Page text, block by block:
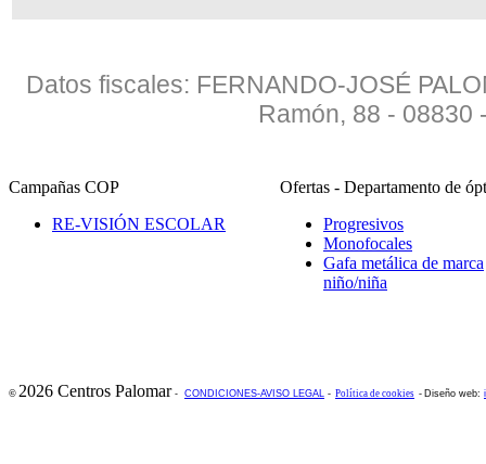
Datos fiscales: FERNANDO-JOSÉ
Ramón, 88 - 08830
Campañas COP
RE-VISIÓN ESCOLAR
Ofertas - Departamento de
Progresivos
Monofocales
Gafa metálica de marca
niño/niña
© 2026 Centros Palomar- CONDICIONES-AVISO LEGAL - Política de cookies - Diseño web: